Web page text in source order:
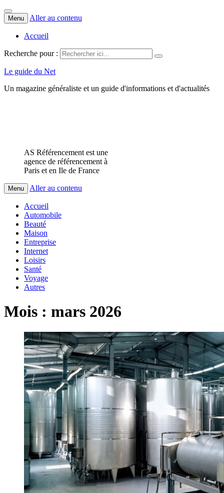
Menu Aller au contenu
Accueil
Recherche pour :
Le guide du Net
Un magazine généraliste et un guide d'informations et d'actualités
AS Référencement est une
agence de référencement à
Paris et en Ile de France
Menu Aller au contenu
Accueil
Automobile
Beauté
Maison
Entreprise
Internet
Loisirs
Santé
Voyage
Autres
Mois : mars 2026